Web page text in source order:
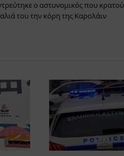
ο αστυνομικός που
του την κόρη της Καρολάιν